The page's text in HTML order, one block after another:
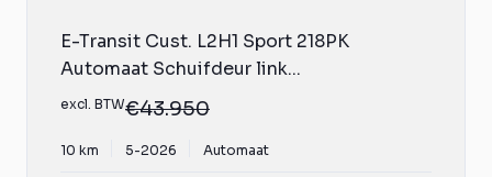
E-Transit Cust. L2H1 Sport 218PK
Automaat Schuifdeur link...
excl. BTW€43.950
10 km 5-2026 Automaat